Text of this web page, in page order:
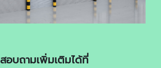
สอบถามเพิ่มเติมได้ที่